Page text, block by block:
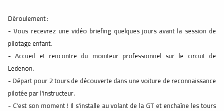
Déroulement :
- Vous recevrez une vidéo briefing quelques jours avant la session de
pilotage enfant.
- Accueil et rencontre du moniteur professionnel sur le circuit de
Ledenon.
- Départ pour 2 tours de découverte dans une voiture de reconnaissance
pilotée par l'instructeur.
- C'est son moment ! Il s'installe au volant de la GT et enchaîne les tours